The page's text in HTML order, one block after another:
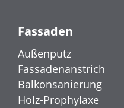
Fassaden
Außenputz
Fassadenanstrich
Balkonsanierung
Holz-Prophylaxe